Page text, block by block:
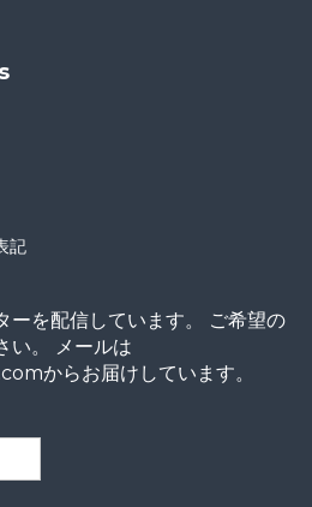
記
ーを配信しています。 ご希望の
い。 メールは
からお届けしています。